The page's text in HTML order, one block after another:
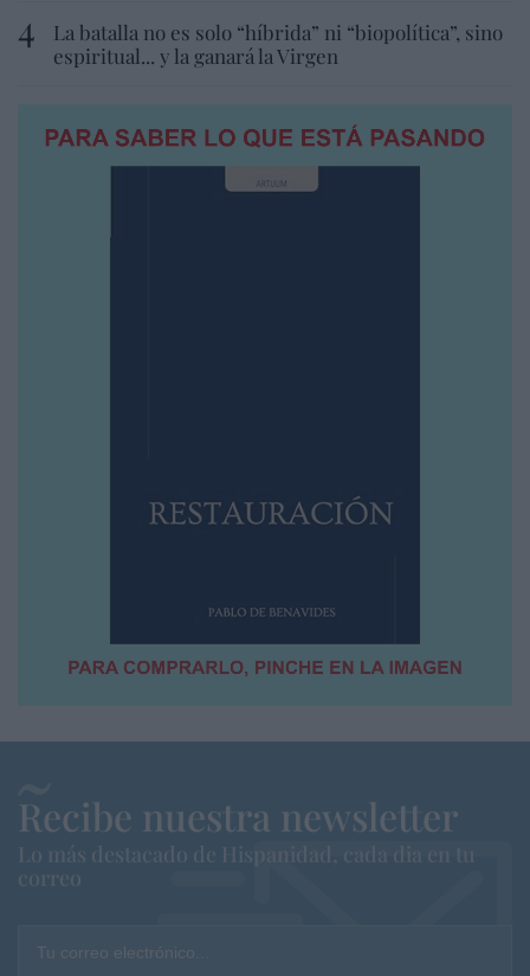
La batalla no es solo “híbrida” ni “biopolítica”, sino
espiritual... y la ganará la Virgen
Recibe nuestra newsletter
Lo más destacado de Hispanidad, cada dia en tu
correo
Tu correo electrónico...